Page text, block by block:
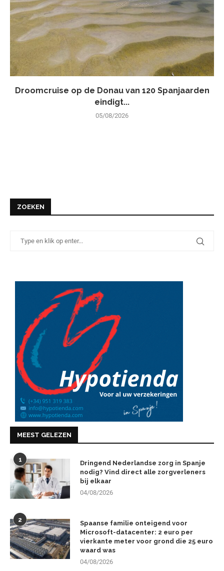
Droomcruise op de Donau van 120 Spanjaarden
eindigt...
05/08/2026
ZOEKEN
MEEST GELEZEN
1
Dringend Nederlandse zorg in Spanje
nodig? Vind direct alle zorgverleners
bij elkaar
04/08/2026
2
Spaanse familie onteigend voor
Microsoft-datacenter: 2 euro per
vierkante meter voor grond die 25 euro
waard was
04/08/2026